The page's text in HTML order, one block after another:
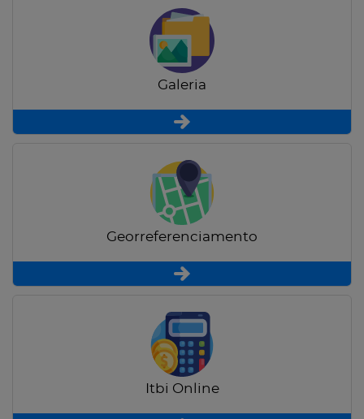
Galeria
Georreferenciamento
Itbi Online